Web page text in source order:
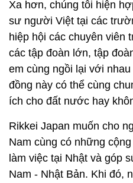
Xa hơn, chúng tôi hiện
sư người Việt tại các
hiệp hội các chuyên viên
các tập đoàn lớn, tập
em cùng ngồi lại với
đồng này có thể cùng
ích cho đất nước hay
Rikkei Japan muốn cho
Nam cùng có những
làm việc tại Nhật và góp
Nam - Nhật Bản. Khi đó,